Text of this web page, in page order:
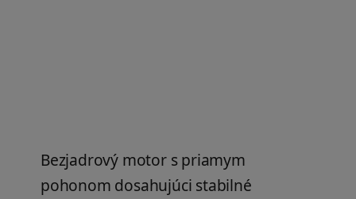
Bezjadrový motor s priamym
pohonom dosahujúci stabilné